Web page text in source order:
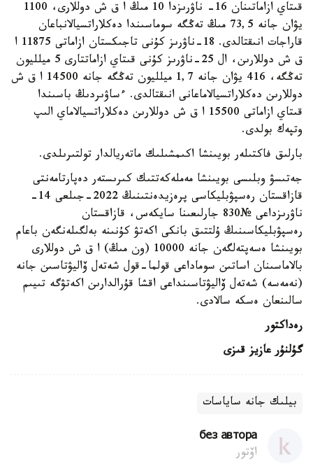
قىتاي ازاماتىنان 16- ناۋرىزدا 10 مىڭ ا ق ش دوللارى، 1100
يۋان جانە 73,5 مىڭ تەڭگە سوماسىندا دەكلاراتسيالانباعان
قاراجات انىقتالدى. 18-ناۋرىز كۇنى تاجىكستان ازاماتى 11875 ا
ق ش دوللارىن، ال 25-ناۋرىز كۇنى قىتاي ازاماتتارى 5 ميلليون
تەڭگە، 416 يۋان جانە 1,7 ميلليون تەڭگە جانە 14500 ا ق ش
دوللارىن دەكلاراتسيالاماعانى انىقتالدى. ءساۋىردىڭ باسىندا
قىتاي ازاماتى 15500 ا ق ش دوللارىن دەكلاراتسيالاماي الىپ
وتپەك بولدى.
بارلىق فاكتىلەر بويىنشا اكىمشىلىك ماتەريالدار تولتىرىلدى.
جەتىسۋ وبلىسى بويىنشا مەملەكەتتىك كىرىستەر دەپارتامەنتى
قازاقستان رەسپۋبليكاسى پرەزيدەنتىنىڭ 2022-جىلعى 14-
ناۋرىزداعى №830 جارلىعىنا سايكەس، قازاقستان
رەسپۋبليكاسىنىڭ ۇلتتىق بانكى اكەتۋ كۇنىنە بەلگىلەنگەن باعام
بويىنشا ەسەپتەلگەن جانە 10000 (ون مىڭ) ا ق ش دوللارى
بالاماسىنان اساتىن سوماداعى قولما-قول شەتەل ۆاليۋتاسىن جانە
(نەمەسە) شەتەل ۆاليۋتاسىنداعى اقشا قۇرالدارىن اكەتۋگە تىيىم
سالىنعان ەسكە سالادى.
رەداكتور
گۇلنۇر عازيز قىزى
بيلىك جانە ساياسات
без автора
اۆتور